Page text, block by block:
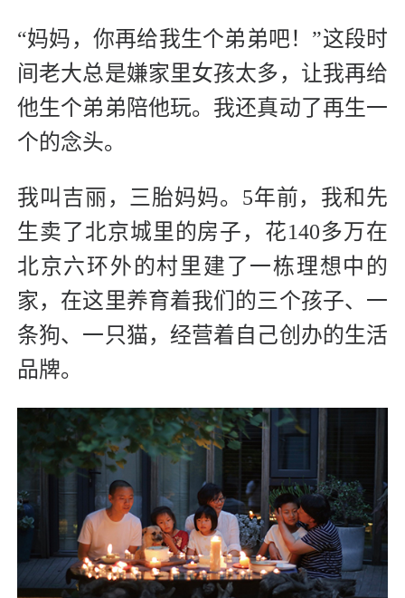
“妈妈，你再给我生个弟弟吧！”这段时
间老大总是嫌家里女孩太多，让我再给
他生个弟弟陪他玩。我还真动了再生一
个的念头。
我叫吉丽，三胎妈妈。5年前，我和先
生卖了北京城里的房子，花140多万在
北京六环外的村里建了一栋理想中的
家，在这里养育着我们的三个孩子、一
条狗、一只猫，经营着自己创办的生活
品牌。